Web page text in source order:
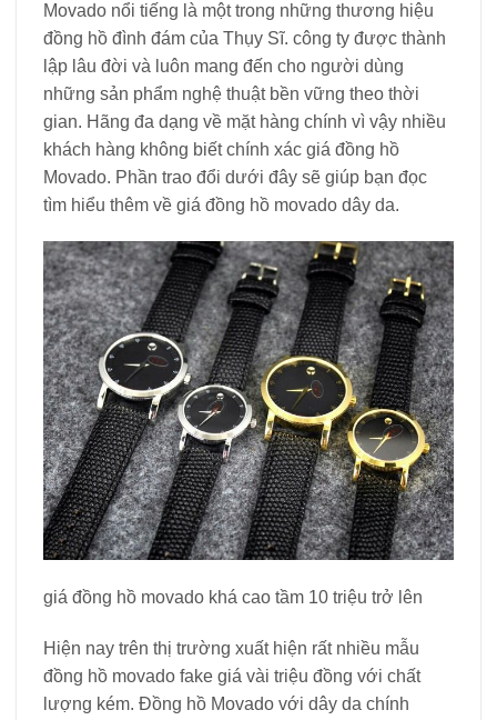
Movado nổi tiếng là một trong những thương hiệu
đồng hồ đình đám của Thụy Sĩ. công ty được thành
lập lâu đời và luôn mang đến cho người dùng
những sản phẩm nghệ thuật bền vững theo thời
gian. Hãng đa dạng về mặt hàng chính vì vậy nhiều
khách hàng không biết chính xác giá đồng hồ
Movado. Phần trao đổi dưới đây sẽ giúp bạn đọc
tìm hiểu thêm về giá đồng hồ movado dây da.
giá đồng hồ movado khá cao tầm 10 triệu trở lên
Hiện nay trên thị trường xuất hiện rất nhiều mẫu
đồng hồ movado fake giá vài triệu đồng với chất
lượng kém. Đồng hồ Movado với dây da chính